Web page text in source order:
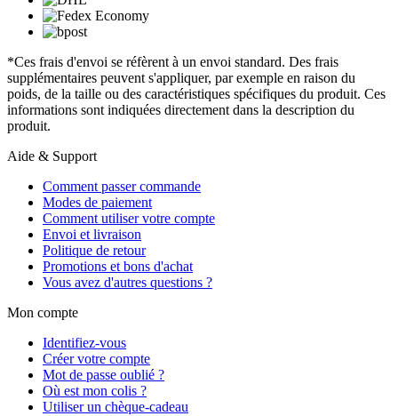
*Ces frais d'envoi se réfèrent à un envoi standard. Des frais
supplémentaires peuvent s'appliquer, par exemple en raison du
poids, de la taille ou des caractéristiques spécifiques du produit. Ces
informations sont indiquées directement dans la description du
produit.
Aide & Support
Comment passer commande
Modes de paiement
Comment utiliser votre compte
Envoi et livraison
Politique de retour
Promotions et bons d'achat
Vous avez d'autres questions ?
Mon compte
Identifiez-vous
Créer votre compte
Mot de passe oublié ?
Où est mon colis ?
Utiliser un chèque-cadeau